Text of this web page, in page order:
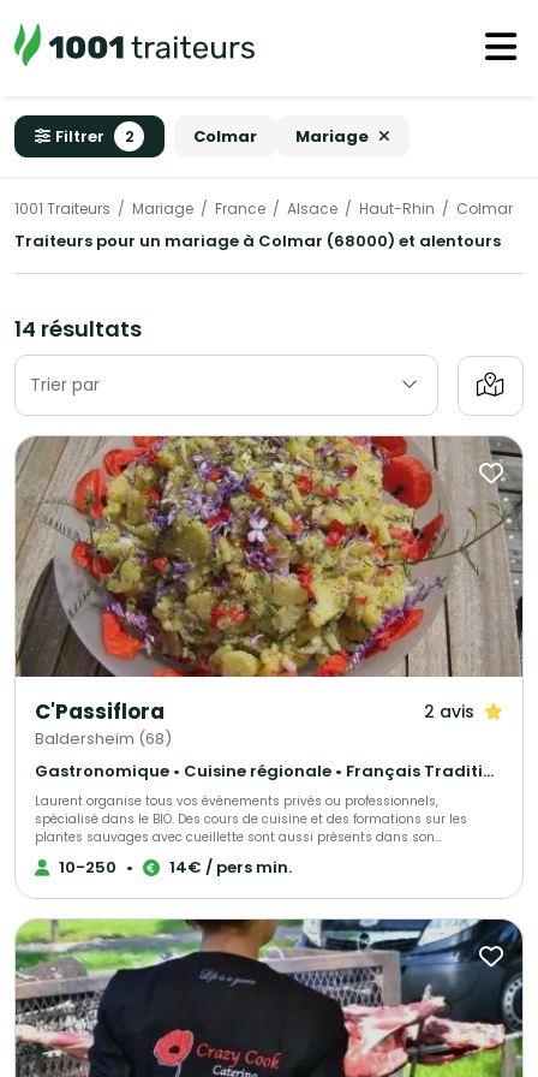
Filtrer 2 Colmar Mariage
1001 Traiteurs Mariage France Alsace Haut-Rhin Colmar
Traiteurs pour un mariage à Colmar (68000) et alentours
14 résultats
Trier par
C'Passiflora 2 avis
Baldersheim (68)
Gastronomique • Cuisine régionale • Français Traditionnel
Laurent organise tous vos événements privés ou professionnels,
spécialisé dans le BIO. Des cours de cuisine et des formations sur les
plantes sauvages avec cueillette sont aussi présents dans son
programme Chef à domicile avec un repas fait sur demande
10-250 • 14€ / pers min.